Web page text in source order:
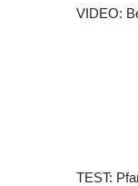
VIDEO:
TEST: